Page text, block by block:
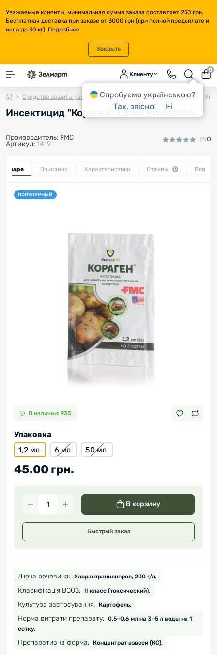
Уважаемые клиенты, минимальная сумма заказа составляет 250 грн.
Бесплатная доставка при заказе от 3000 грн (при полной предоплате и
веса до 30 кг). Подробнее
Закрыть
Клиенту
0
Средства защиты растений Инсектициды (от вредителей)
Инсектицид "Кораген" 1,2 мл ProtectON
Производитель: FMC
Артикул: 1419
0
товаре Описание Характеристики Отзывы 0
ПОПУЛЯРНЫЙ
В наличии: 935
Упаковка
1,2 мл.
6 мл. 50 мл.
45.00 грн.
В корзину
Быстрый заказ
Діюча речовина: Хлорантранилипрол, 200 г/л.
Класифікація ВООЗ: ІІ класс (токсический).
Культура застосування: Картофель.
Норма витрати препарату: 0,5–0,6 мл на 3–5 л воды на 1
сотку.
Препаративна форма: Концентрат взвеси (КС).
Спробуємо українською?
Так, звісно!
Ні